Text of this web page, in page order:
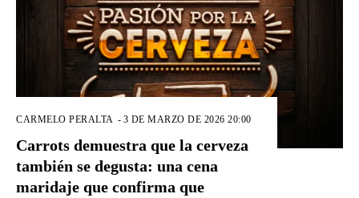
CARMELO PERALTA - 3 DE MARZO DE 2026 20:00
Carrots demuestra que la cerveza
también se degusta: una cena
maridaje que confirma que